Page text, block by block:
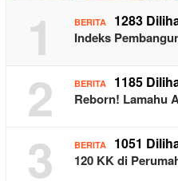
1 BERITA 1283
Indeks
2 BERITA 1185
Reborn! Lamahu
3 BERITA 1051
120 KK di